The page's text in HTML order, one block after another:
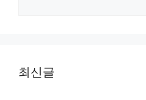
최신글